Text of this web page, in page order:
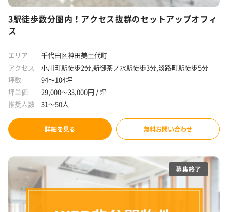
3駅徒歩数分圏内！アクセス抜群のセットアップオフィ
ス
エリア
千代田区神田美土代町
アクセス
小川町駅徒歩2分,新御茶ノ水駅徒歩3分,淡路町駅徒歩5分
坪数
94～104坪
坪単価
29,000～33,000円 / 坪
推奨人数
31～50人
詳細を見る 無料お問い合わせ
募集終了